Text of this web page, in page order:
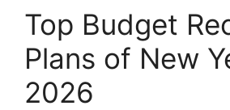
Top Budget
Plans of New
2026